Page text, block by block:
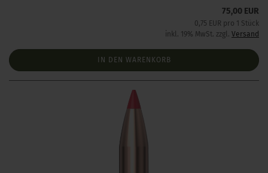
75,00 EUR
0,75 EUR pro 1 Stück
inkl. 19% MwSt. zzgl. Versand
IN DEN WARENKORB